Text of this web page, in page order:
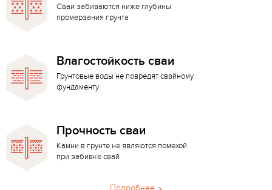
Сваи забиваются ниже глубины
промерзания грунта
Влагостойкость сваи
Грунтовые воды не повредят свайному
фундаменту
Прочность сваи
Камни в грунте не являются помехой
при забивке свай
Подробнее